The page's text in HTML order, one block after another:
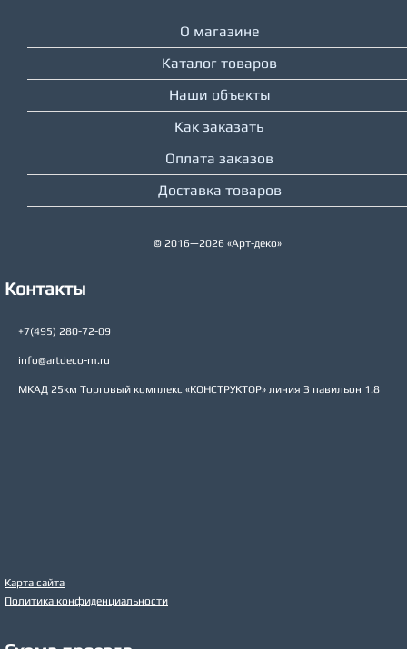
О магазине
Каталог товаров
Наши объекты
Как заказать
Оплата заказов
Доставка товаров
© 2016—2026 «Арт-деко»
Контакты
+7(495) 280-72-09
info@artdeco-m.ru
МКАД 25км Торговый комплекс «КОНСТРУКТОР» линия З павильон 1.8
Карта сайта
Политика конфиденциальности